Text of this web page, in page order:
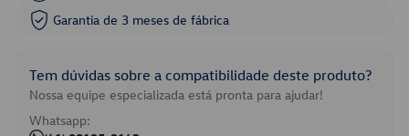
Garantia de 3 meses de fábrica
Tem dúvidas sobre a compatibilidade deste produto?
Nossa equipe especializada está pronta para ajudar!
Whatsapp: